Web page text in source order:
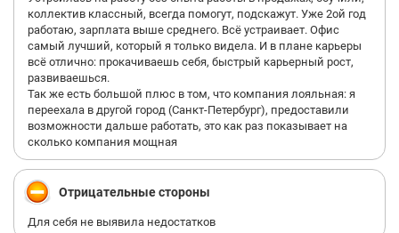
коллектив классный, всегда помогут, подскажут. Уже 2ой год
работаю, зарплата выше среднего. Всё устраивает. Офис
самый лучший, который я только видела. И в плане карьеры
всё отлично: прокачиваешь себя, быстрый карьерный рост,
развиваешься.
Так же есть большой плюс в том, что компания лояльная: я
переехала в другой город (Санкт-Петербург), предоставили
возможности дальше работать, это как раз показывает на
сколько компания мощная
Отрицательные стороны
Для себя не выявила недостатков